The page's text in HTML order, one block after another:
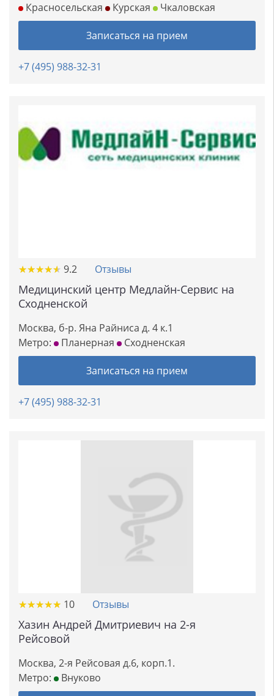
Красносельская
Курская Чкаловская
Записаться на прием
+7 (495) 988-32-31
★★★★★
★★★★★ 9.2 Отзывы
Медицинский центр Медлайн-Сервис на
Сходненской
Москва, б-р. Яна Райниса д. 4 к.1
Метро:
Планерная Сходненская
Записаться на прием
+7 (495) 988-32-31
★★★★★
★★★★★ 10 Отзывы
Хазин Андрей Дмитриевич на 2-я
Рейсовой
Москва, 2-я Рейсовая д.6, корп.1.
Метро:
Внуково